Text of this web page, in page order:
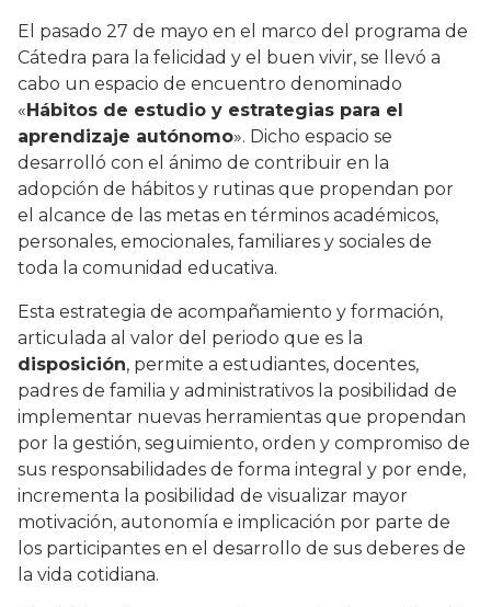
El pasado 27 de mayo en el marco del programa de
Cátedra para la felicidad y el buen vivir, se llevó a
cabo un espacio de encuentro denominado
«Hábitos de estudio y estrategias para el
aprendizaje autónomo». Dicho espacio se
desarrolló con el ánimo de contribuir en la
adopción de hábitos y rutinas que propendan por
el alcance de las metas en términos académicos,
personales, emocionales, familiares y sociales de
toda la comunidad educativa.
Esta estrategia de acompañamiento y formación,
articulada al valor del periodo que es la
disposición, permite a estudiantes, docentes,
padres de familia y administrativos la posibilidad de
implementar nuevas herramientas que propendan
por la gestión, seguimiento, orden y compromiso de
sus responsabilidades de forma integral y por ende,
incrementa la posibilidad de visualizar mayor
motivación, autonomía e implicación por parte de
los participantes en el desarrollo de sus deberes de
la vida cotidiana.